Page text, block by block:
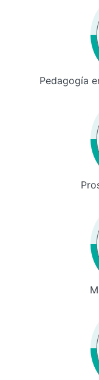
Pedagogía